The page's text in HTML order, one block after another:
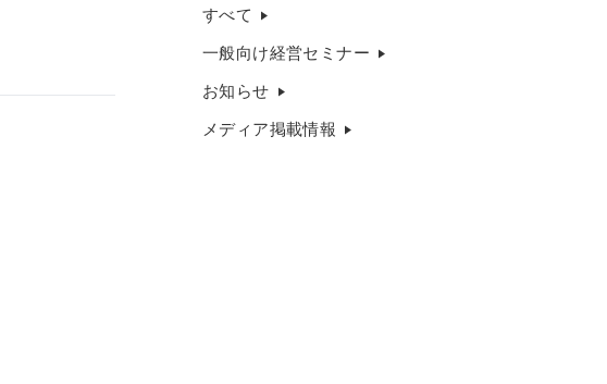
すべて
一般向け経営セミナー
お知らせ
メディア掲載情報